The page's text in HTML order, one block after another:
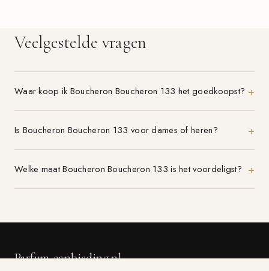
Veelgestelde vragen
Waar koop ik Boucheron Boucheron 133 het goedkoopst?
Is Boucheron Boucheron 133 voor dames of heren?
Welke maat Boucheron Boucheron 133 is het voordeligst?
Parfum-aanbieding.nl